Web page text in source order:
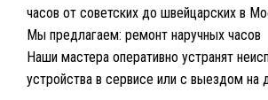
часов от советских до швейцарских в
Мы предлагаем: ремонт наручных часов
Наши мастера оперативно устранят
устройства в сервисе или с выездом на